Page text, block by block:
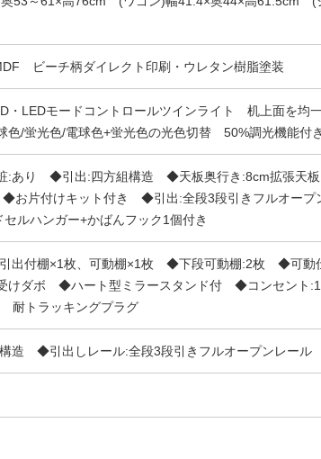
ビーチ柄ダイレクト印刷・ウレタン樹脂塗装
・LEDモードコントロールツインライト 机上面を均
/蛍光色/電球色+蛍光色の光色切替 50%調光機能付き
:あり ◆引出:四方組構造 ◆天板奥行き:8cm拡張天
お片付けキット付き ◆引出:全段3段引きフルオープ
ルハンガー+かばんフック1個付き
出付棚×1枚、可動棚×1枚 ◆下段可動棚:2枚 ◆可動
ダボ ◆ハート型ミラースタンド付 ◆コンセント
耐トラッキングプラグ
造 ◆引出しレール:全段3段引きフルオープンレー